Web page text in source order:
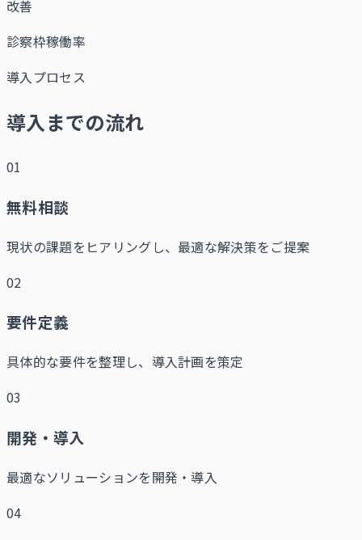
改善
診察枠稼働率
導入プロセス
導入までの流れ
01
無料相談
現状の課題をヒアリングし、最適な解決策をご提案
02
要件定義
具体的な要件を整理し、導入計画を策定
03
開発・導入
最適なソリューションを開発・導入
04